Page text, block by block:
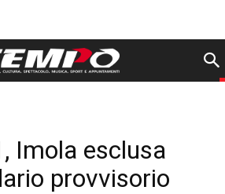
Imola esclusa
provvisorio